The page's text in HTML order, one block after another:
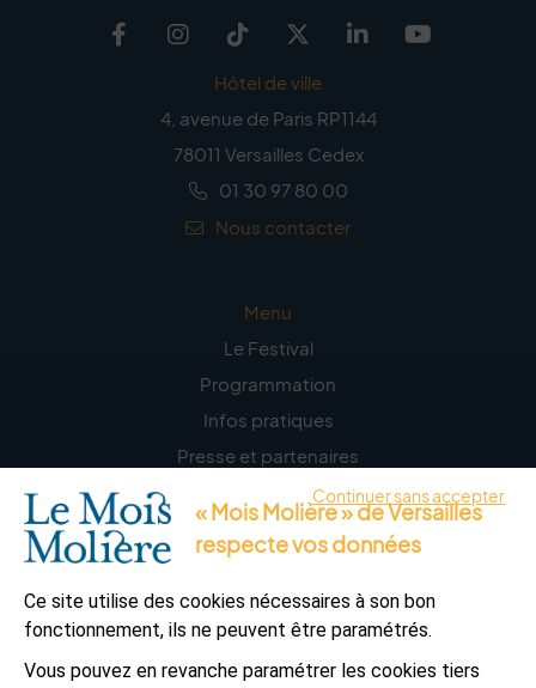
Facebook
Instagram
TikTokTwitter
Linkedin
Hôtel de ville
4, avenue de Paris RP1144
78011 Versailles Cedex
01 30 97 80 00
Nous contacter
Menu
Le Festival
Programmation
Infos pratiques
Presse et partenaires
La lettre d’information
S’abonner
L’appli Versailles
Continuer sans accepter
« Mois Molière » de Versailles
respecte vos données
Ce site utilise des cookies nécessaires à son bon
fonctionnement, ils ne peuvent être paramétrés.
Vous pouvez en revanche paramétrer les cookies tiers